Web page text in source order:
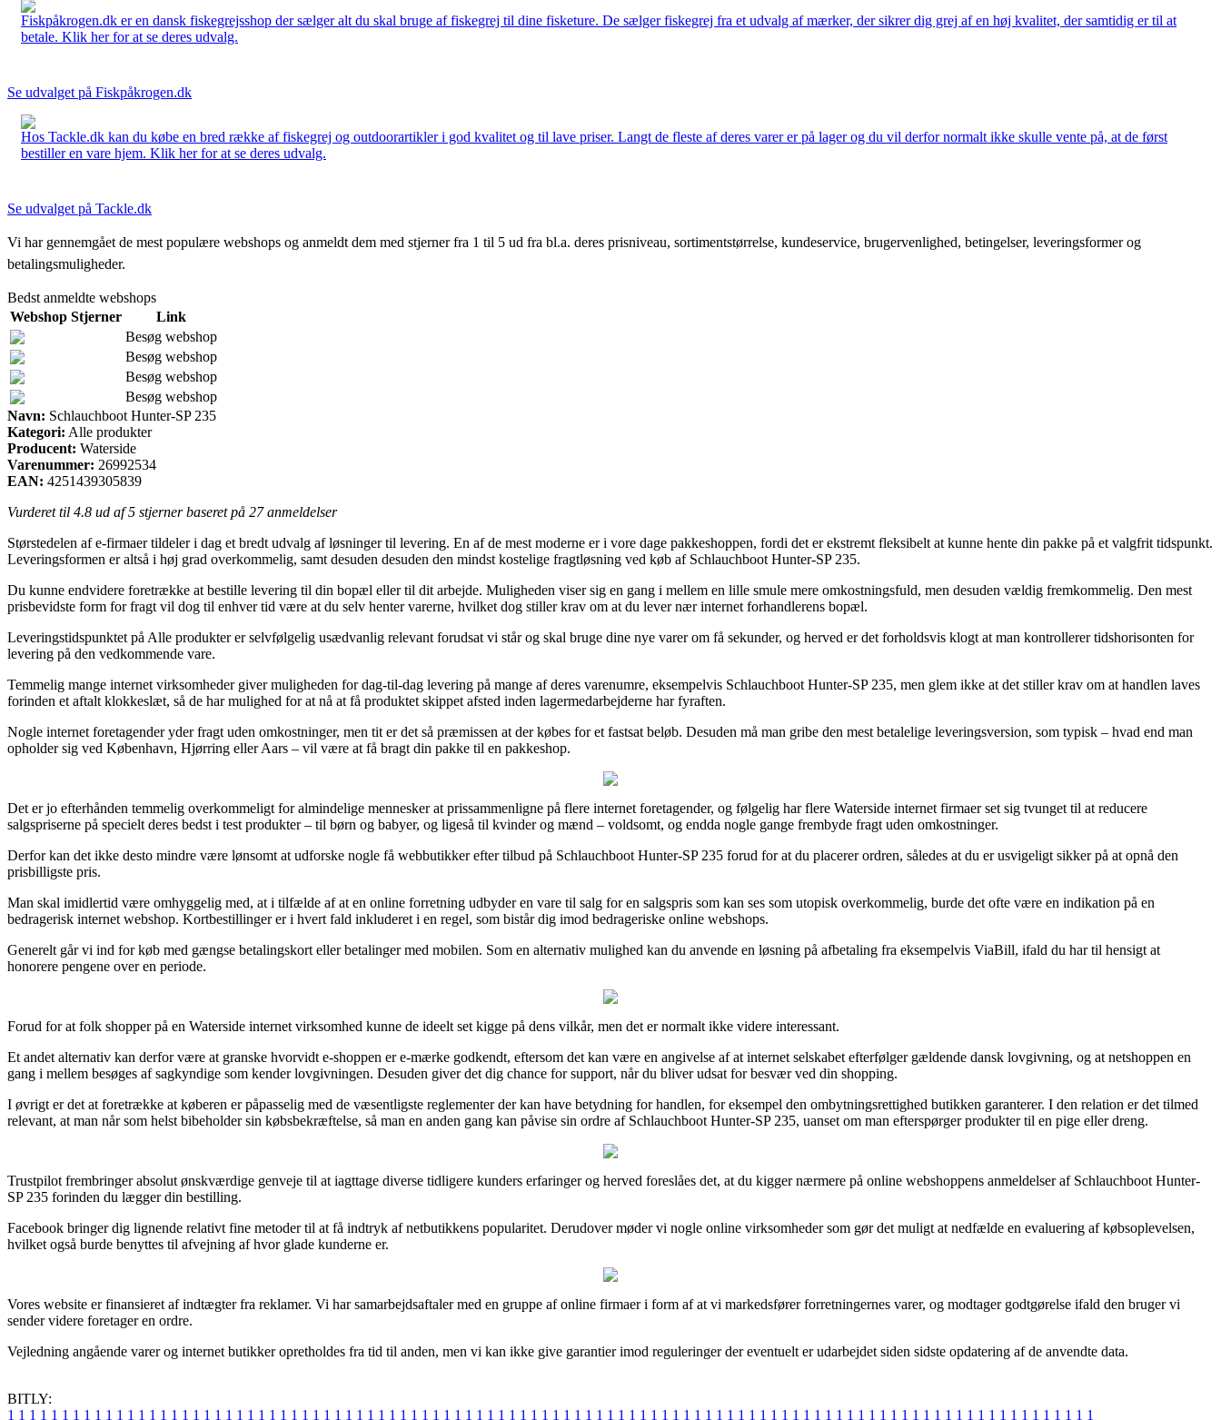
Fiskpåkrogen.dk er en dansk fiskegrejsshop der sælger alt du skal bruge af fiskegrej til dine fisketure. De sælger fiskegrej fra et udvalg af mærker, der sikrer dig grej af en høj kvalitet, der samtidig er til at
betale. Klik her for at se deres udvalg.
Se udvalget på Fiskpåkrogen.dk
Hos Tackle.dk kan du købe en bred række af fiskegrej og outdoorartikler i god kvalitet og til lave priser. Langt de fleste af deres varer er på lager og du vil derfor normalt ikke skulle vente på, at de først
bestiller en vare hjem. Klik her for at se deres udvalg.
Se udvalget på Tackle.dk
Vi har gennemgået de mest populære webshops og anmeldt dem med stjerner fra 1 til 5 ud fra bl.a. deres prisniveau, sortimentstørrelse, kundeservice, brugervenlighed, betingelser, leveringsformer og
betalingsmuligheder.
Bedst anmeldte webshops
Webshop Stjerner
Link
Besøg webshop
Besøg webshop
Besøg webshop
Besøg webshop
Navn: Schlauchboot Hunter-SP 235
Kategori: Alle produkter
Producent: Waterside
Varenummer: 26992534
EAN: 4251439305839
Vurderet til 4.8 ud af 5 stjerner baseret på 27anmeldelser
Størstedelen af e-firmaer tildeler i dag et bredt udvalg af løsninger til levering. En af de mest moderne er i vore dage pakkeshoppen, fordi det er ekstremt fleksibelt at kunne hente din pakke på et valgfrit tidspunkt.
Leveringsformen er altså i høj grad overkommelig, samt desuden desuden den mindst kostelige fragtløsning ved køb af Schlauchboot Hunter-SP 235.
Du kunne endvidere foretrække at bestille levering til din bopæl eller til dit arbejde. Muligheden viser sig en gang i mellem en lille smule mere omkostningsfuld, men desuden vældig fremkommelig. Den mest
prisbevidste form for fragt vil dog til enhver tid være at du selv henter varerne, hvilket dog stiller krav om at du lever nær internet forhandlerens bopæl.
Leveringstidspunktet på Alle produkter er selvfølgelig usædvanlig relevant forudsat vi står og skal bruge dine nye varer om få sekunder, og herved er det forholdsvis klogt at man kontrollerer tidshorisonten for
levering på den vedkommende vare.
Temmelig mange internet virksomheder giver muligheden for dag-til-dag levering på mange af deres varenumre, eksempelvis Schlauchboot Hunter-SP 235, men glem ikke at det stiller krav om at handlen laves
forinden et aftalt klokkeslæt, så de har mulighed for at nå at få produktet skippet afsted inden lagermedarbejderne har fyraften.
Nogle internet foretagender yder fragt uden omkostninger, men tit er det så præmissen at der købes for et fastsat beløb. Desuden må man gribe den mest betalelige leveringsversion, som typisk – hvad end man
opholder sig ved København, Hjørring eller Aars – vil være at få bragt din pakke til en pakkeshop.
Det er jo efterhånden temmelig overkommeligt for almindelige mennesker at prissammenligne på flere internet foretagender, og følgelig har flere Waterside internet firmaer set sig tvunget til at reducere
salgspriserne på specielt deres bedst i test produkter – til børn og babyer, og ligeså til kvinder og mænd – voldsomt, og endda nogle gange frembyde fragt uden omkostninger.
Derfor kan det ikke desto mindre være lønsomt at udforske nogle få webbutikker efter tilbud på Schlauchboot Hunter-SP 235 forud for at du placerer ordren, således at du er usvigeligt sikker på at opnå den
prisbilligste pris.
Man skal imidlertid være omhyggelig med, at i tilfælde af at en online forretning udbyder en vare til salg for en salgspris som kan ses som utopisk overkommelig, burde det ofte være en indikation på en
bedragerisk internet webshop. Kortbestillinger er i hvert fald inkluderet i en regel, som bistår dig imod bedrageriske online webshops.
Generelt går vi ind for køb med gængse betalingskort eller betalinger med mobilen. Som en alternativ mulighed kan du anvende en løsning på afbetaling fra eksempelvis ViaBill, ifald du har til hensigt at
honorere pengene over en periode.
Forud for at folk shopper på en Waterside internet virksomhed kunne de ideelt set kigge på dens vilkår, men det er normalt ikke videre interessant.
Et andet alternativ kan derfor være at granske hvorvidt e-shoppen er e-mærke godkendt, eftersom det kan være en angivelse af at internet selskabet efterfølger gældende dansk lovgivning, og at netshoppen en
gang i mellem besøges af sagkyndige som kender lovgivningen. Desuden giver det dig chance for support, når du bliver udsat for besvær ved din shopping.
I øvrigt er det at foretrække at køberen er påpasselig med de væsentligste reglementer der kan have betydning for handlen, for eksempel den ombytningsrettighed butikken garanterer. I den relation er det tilmed
relevant, at man når som helst bibeholder sin købsbekræftelse, så man en anden gang kan påvise sin ordre af Schlauchboot Hunter-SP 235, uanset om man efterspørger produkter til en pige eller dreng.
Trustpilot frembringer absolut ønskværdige genveje til at iagttage diverse tidligere kunders erfaringer og herved foreslåes det, at du kigger nærmere på online webshoppens anmeldelser af Schlauchboot Hunter-
SP 235 forinden du lægger din bestilling.
Facebook bringer dig lignende relativt fine metoder til at få indtryk af netbutikkens popularitet. Derudover møder vi nogle online virksomheder som gør det muligt at nedfælde en evaluering af købsoplevelsen,
hvilket også burde benyttes til afvejning af hvor glade kunderne er.
Vores website er finansieret af indtægter fra reklamer. Vi har samarbejdsaftaler med en gruppe af online firmaer i form af at vi markedsfører forretningernes varer, og modtager godtgørelse ifald den bruger vi
sender videre foretager en ordre.
Vejledning angående varer og internet butikker opretholdes fra tid til anden, men vi kan ikke give garantier imod reguleringer der eventuelt er udarbejdet siden sidste opdatering af de anvendte data.
BITLY:
1 1 1 1 1 1 1 1 1 1 1 1 1 1 1 1 1 1 1 1 1 1 1 1 1 1 1 1 1 1 1 1 1 1 1 1 1 1 1 1 1 1 1 1 1 1 1 1 1 1 1 1 1 1 1 1 1 1 1 1 1 1 1 1 1 1 1 1 1 1 1 1 1 1 1 1 1 1 1 1 1 1 1 1 1 1 1 1 1 1 1 1 1 1 1 1 1 1 1 1